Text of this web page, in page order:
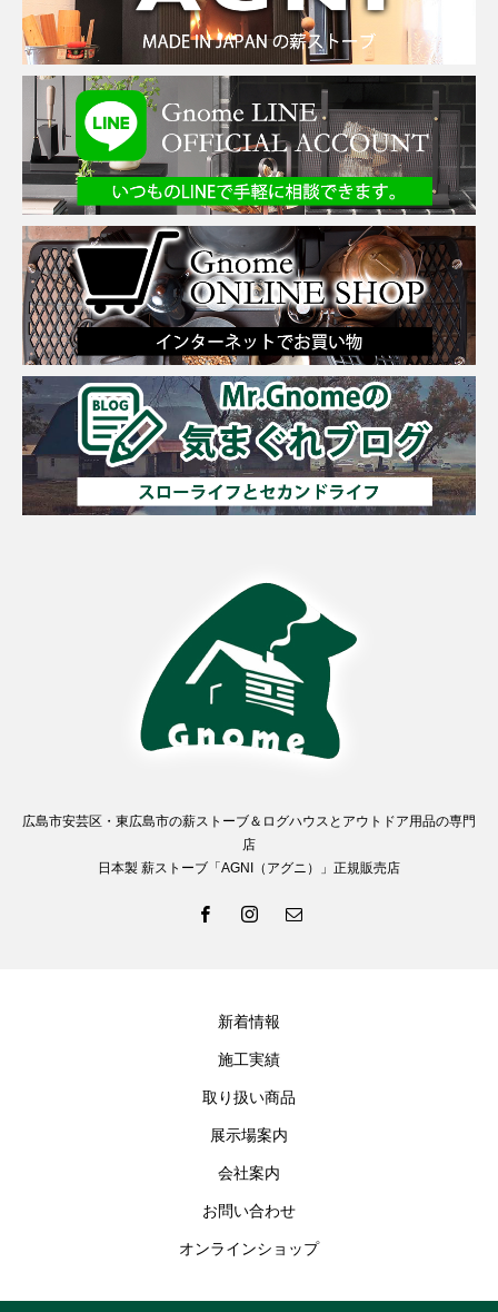
広島市安芸区・東広島市の薪ストーブ＆ログハウスとアウトドア用品の専門
店
日本製 薪ストーブ「AGNI（アグニ）」正規販売店
新着情報
施工実績
取り扱い商品
展示場案内
会社案内
お問い合わせ
オンラインショップ